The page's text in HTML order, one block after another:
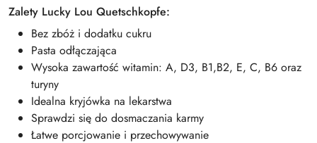
Zalety Lucky Lou Quetschkopfe:
Bez zbóż i dodatku cukru
Pasta odłączająca
Wysoka zawartość witamin: A, D3, B1,B2, E, C, B6 oraz
turyny
Idealna kryjówka na lekarstwa
Sprawdzi się do dosmaczania karmy
Łatwe porcjowanie i przechowywanie